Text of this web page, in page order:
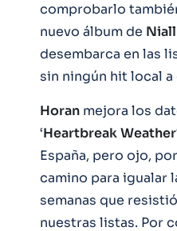
comprobarlo
nuevo álbum de Niall
desembarca en las
sin ningún hit local a
Horan mejora los
‘HeartbreakWeather
España, pero ojo,
camino para igualar
semanas que
nuestras listas. Por